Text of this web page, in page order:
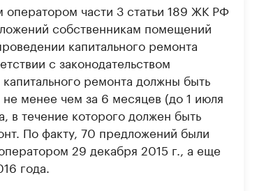
части 3 статьи 189 ЖК РФ
собственникам помещений
капитального ремонта
с законодательством
ремонта должны быть
менее чем за 6 месяцев (до 1 июля
в течение которого должен быть
По факту, 70 предложений были
29 декабря 2015 г., а еще
года.